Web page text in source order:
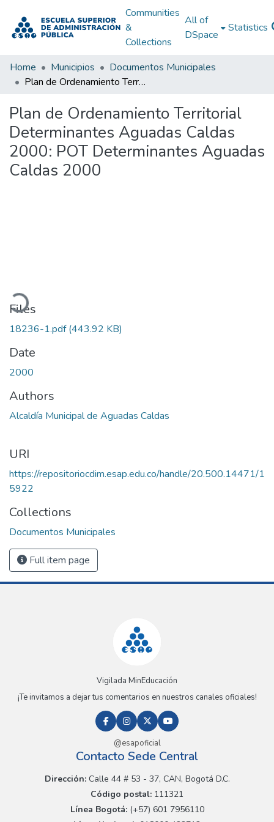
Communities
&
Collections
All of
DSpace
Statistics
Home Municipios
Documentos Municipales
Plan de Ordenamiento Territorial Determinantes Aguadas Caldas 2000: POT Determinantes Aguadas Caldas 2000
Plan de Ordenamiento Territorial
Determinantes Aguadas Caldas
2000: POT Determinantes Aguadas
Caldas 2000
Files
18236-1.pdf(443.92 KB)
Date
2000
Authors
Alcaldía Municipal de Aguadas Caldas
URI
https://repositoriocdim.esap.edu.co/handle/20.500.14471/1
5922
Collections
Documentos Municipales
Full item page
Vigilada MinEducación
¡Te invitamos a dejar tus comentarios en nuestros canales oficiales!
@esapoficial
Contacto Sede Central
Dirección:Calle 44 # 53 - 37, CAN, Bogotá D.C.
Código postal: 111321
Línea Bogotá:(+57) 601 7956110